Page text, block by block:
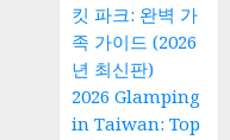
킷 파크: 완벽 가
족 가이드 (2026
년 최신판)
2026 Glamping
in Taiwan: Top